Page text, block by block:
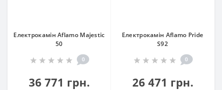
Електрокамін Aflamo Majestic
50
0
36 771 грн.
Електрокамін Aflamo Pride
S92
0
26 471 грн.